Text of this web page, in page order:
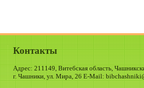
Контакты
Адрес: 211149, Витебская область,
г. Чашники, ул. Мира, 26 E-Mail: